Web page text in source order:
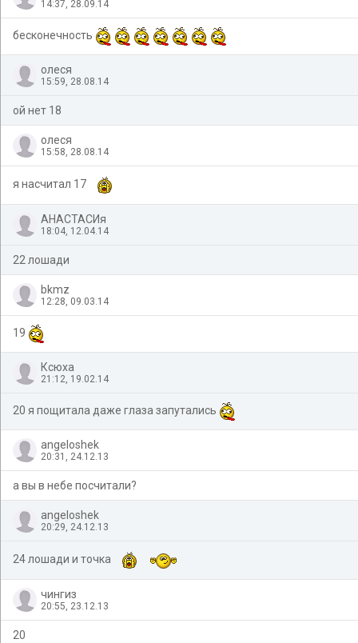
14:37, 28.09.14
бесконечность
олеся
15:59, 28.08.14
ой нет 18
олеся
15:58, 28.08.14
я насчитал 17
АНАСТАСИя
18:04, 12.04.14
22 лошади
bkmz
12:28, 09.03.14
19
Ксюха
21:12, 19.02.14
20 я пощитала даже глаза запутались
angeloshek
20:31, 24.12.13
а вы в небе посчитали?
angeloshek
20:29, 24.12.13
24 лошади и точка
чингиз
20:55, 23.12.13
20